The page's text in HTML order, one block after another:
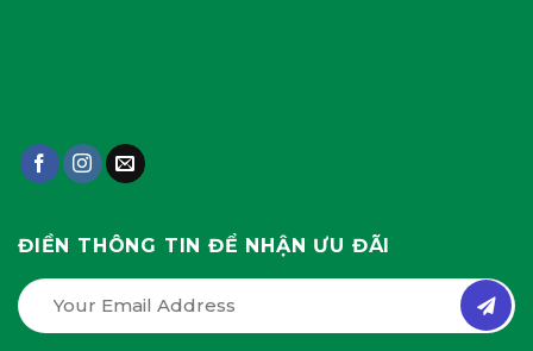
ĐIỀN THÔNG TIN ĐỂ NHẬN ƯU ĐÃI